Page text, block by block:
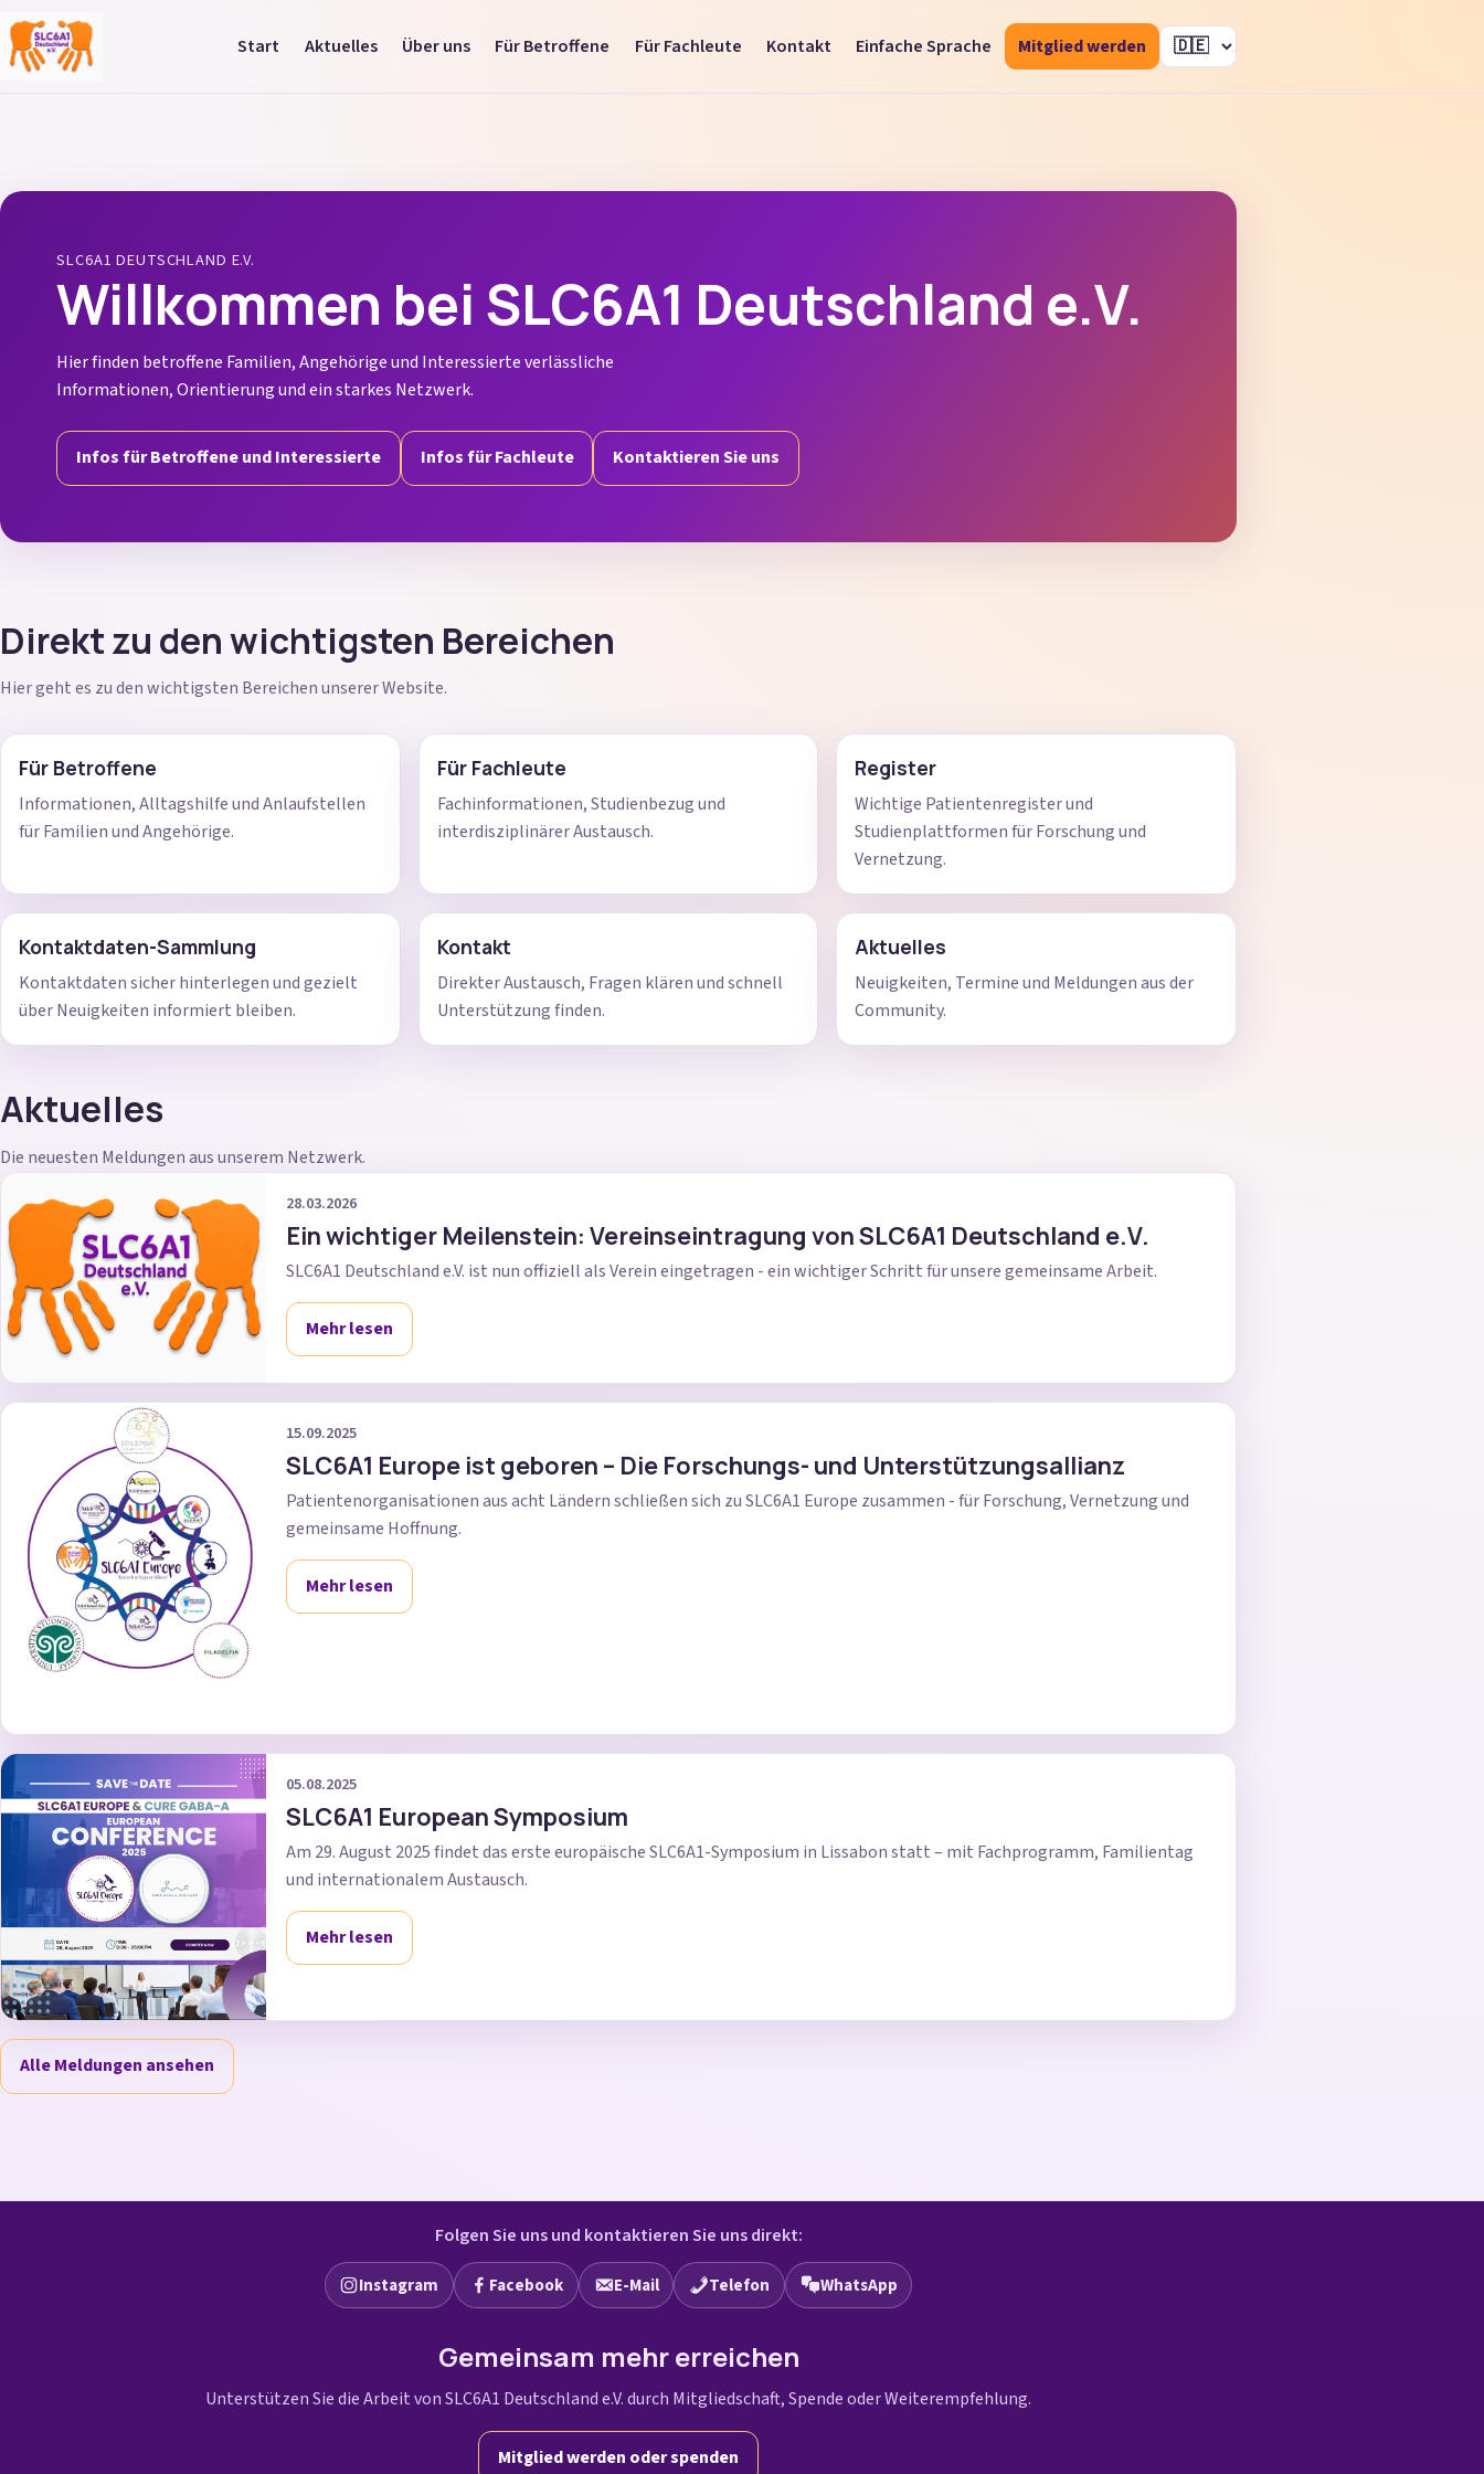
SLC6A1 Deutschland (Lokal) Start Aktuelles Über uns Für Betroffene Für Fachleute Kontakt Einfache Sprache Mitglied werden Sprache auswählen
SLC6A1 DEUTSCHLAND E.V.
Willkommen bei SLC6A1 Deutschland e.V.
Hier finden betroffene Familien, Angehörige und Interessierte verlässliche
Informationen, Orientierung und ein starkes Netzwerk.
Infos für Betroffene und Interessierte Infos für Fachleute Kontaktieren Sie uns
Direkt zu den wichtigsten Bereichen
Hier geht es zu den wichtigsten Bereichen unserer Website.
Für Betroffene
Informationen, Alltagshilfe und Anlaufstellen
für Familien und Angehörige.
Für Fachleute
Fachinformationen, Studienbezug und
interdisziplinärer Austausch.
Register
Wichtige Patientenregister und
Studienplattformen für Forschung und
Vernetzung.
Kontaktdaten-Sammlung
Kontaktdaten sicher hinterlegen und gezielt
über Neuigkeiten informiert bleiben.
Kontakt
Direkter Austausch, Fragen klären und schnell
Unterstützung finden.
Aktuelles
Neuigkeiten, Termine und Meldungen aus der
Community.
Aktuelles
Die neuesten Meldungen aus unserem Netzwerk.
28.03.2026
Ein wichtiger Meilenstein: Vereinseintragung von SLC6A1 Deutschland e.V.
SLC6A1 Deutschland e.V. ist nun offiziell als Verein eingetragen - ein wichtiger Schritt für unsere gemeinsame Arbeit.
Mehr lesen
15.09.2025
SLC6A1 Europe ist geboren – Die Forschungs- und Unterstützungsallianz
Patientenorganisationen aus acht Ländern schließen sich zu SLC6A1 Europe zusammen - für Forschung, Vernetzung und
gemeinsame Hoffnung.
Mehr lesen
05.08.2025
SLC6A1 European Symposium
Am 29. August 2025 findet das erste europäische SLC6A1-Symposium in Lissabon statt – mit Fachprogramm, Familientag
und internationalem Austausch.
Mehr lesen
Alle Meldungen ansehen
Folgen Sie uns und kontaktieren Sie uns direkt:
Instagram Facebook E-Mail Telefon WhatsApp
Gemeinsam mehr erreichen
Unterstützen Sie die Arbeit von SLC6A1 Deutschland e.V. durch Mitgliedschaft, Spende oder Weiterempfehlung.
Mitglied werden oder spenden